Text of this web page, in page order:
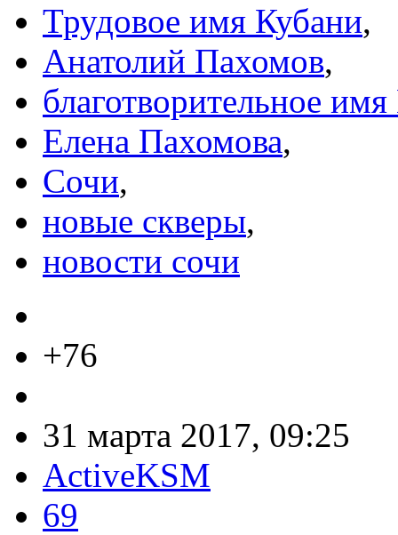
Трудовое имя Кубани,
Анатолий Пахомов,
благотворительное
Елена Пахомова,
Сочи,
новые скверы,
новости сочи
+76
31 марта 2017, 09:25
ActiveKSM
69